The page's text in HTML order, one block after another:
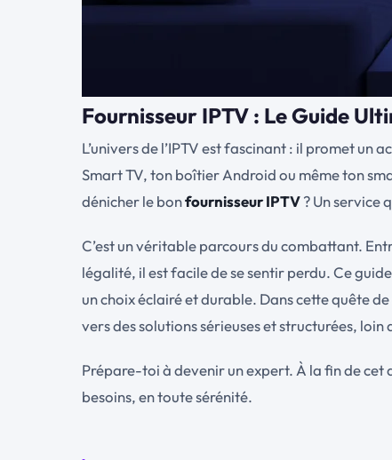
Fournisseur IPTV : Le Guide
L’univers de l’IPTV est fascinant : il promet un
Smart TV, ton boîtier Android ou même ton
dénicher le bonfournisseur IPTV? Un service
C’est un véritable parcours du combattant.
légalité, il est facile de se sentir perdu. Ce
un choix éclairé et durable. Dans cette quête
vers des solutions sérieuses et structurées, loin
Prépare-toi à devenir un expert. À la fin de cet
besoins, en toute sérénité.